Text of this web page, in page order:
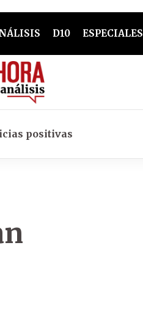
D10 ESPECIALES
positivas